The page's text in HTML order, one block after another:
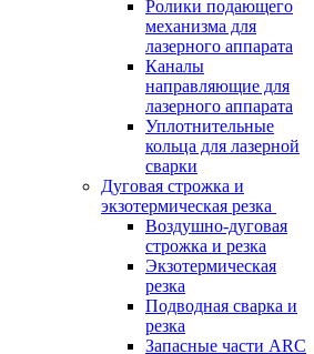
Ролики подающего
механизма для
лазерного аппарата
Каналы
направляющие для
лазерного аппарата
Уплотнительные
кольца для лазерной
сварки
Дуговая строжка и
экзотермическая резка
Воздушно-дуговая
строжка и резка
Экзотермическая
резка
Подводная сварка и
резка
Запасные части ARC